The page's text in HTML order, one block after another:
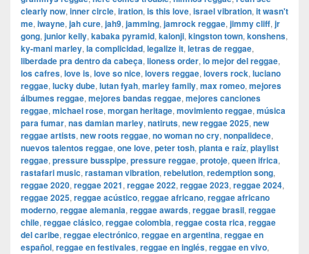
clearly now, inner circle, iration, is this love, israel vibration, it wasn't
me, iwayne, jah cure, jah9, jamming, jamrock reggae, jimmy cliff, jr
gong, junior kelly, kabaka pyramid, kalonji, kingston town, konshens,
ky-mani marley, la complicidad, legalize it, letras de reggae,
liberdade pra dentro da cabeça, lioness order, lo mejor del reggae,
los cafres, love is, love so nice, lovers reggae, lovers rock, luciano
reggae, lucky dube, lutan fyah, marley family, max romeo, mejores
álbumes reggae, mejores bandas reggae, mejores canciones
reggae, michael rose, morgan heritage, movimiento reggae, música
para fumar, nas damian marley, natiruts, new reggae 2025, new
reggae artists, new roots reggae, no woman no cry, nonpalidece,
nuevos talentos reggae, one love, peter tosh, planta e raíz, playlist
reggae, pressure busspipe, pressure reggae, protoje, queen ifrica,
rastafari music, rastaman vibration, rebelution, redemption song,
reggae 2020, reggae 2021, reggae 2022, reggae 2023, reggae 2024,
reggae 2025, reggae acústico, reggae africano, reggae africano
moderno, reggae alemania, reggae awards, reggae brasil, reggae
chile, reggae clásico, reggae colombia, reggae costa rica, reggae
del caribe, reggae electrónico, reggae en argentina, reggae en
español, reggae en festivales, reggae en inglés, reggae en vivo,